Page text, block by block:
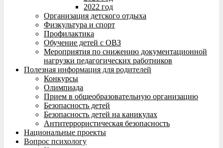
2022 год
Организация детского отдыха
Физкультура и спорт
Профилактика
Обучение детей с ОВЗ
Мероприятия по снижению документационной
нагрузки педагогических работников
Полезная информация для родителей
Конкурсы
Олимпиада
Прием в общеобразовательную организацию
Безопасность детей
Безопасность детей на каникулах
Антитеррористическая безопасность
Национальные проекты
Вопрос психологу